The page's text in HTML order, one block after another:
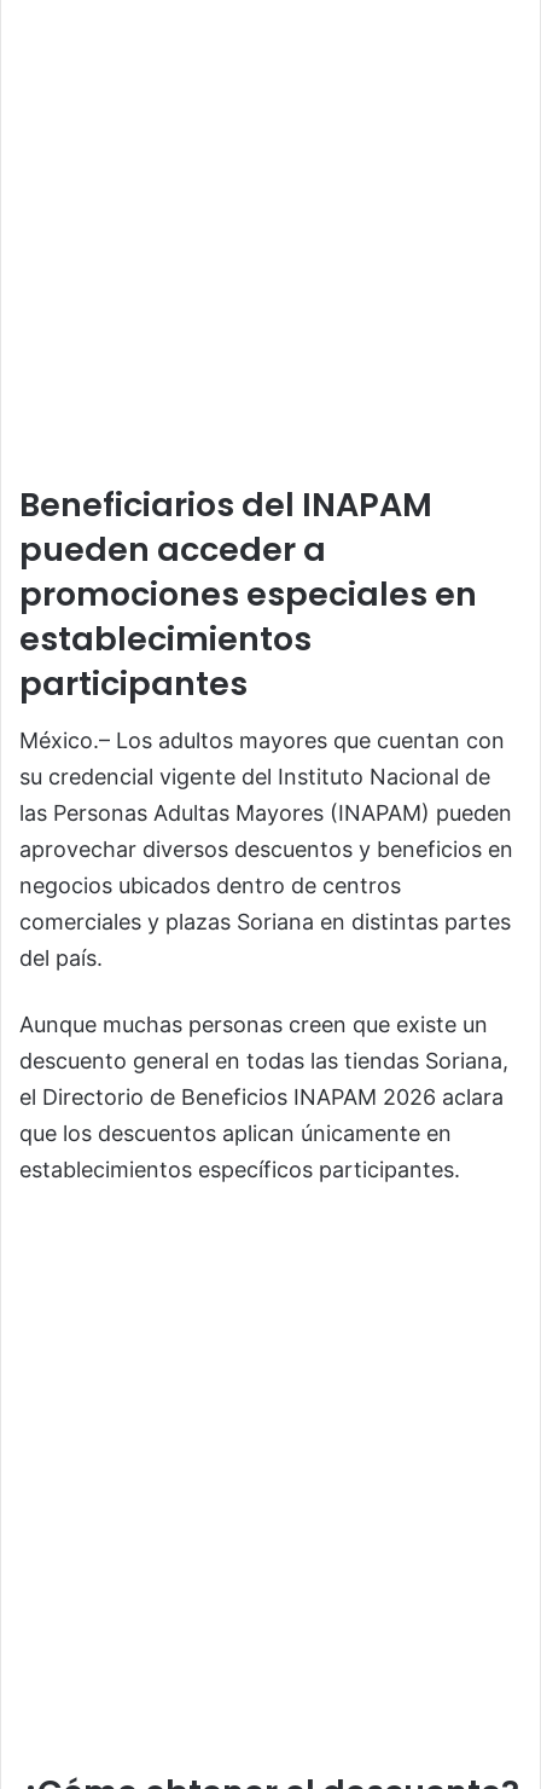
Beneficiarios del INAPAM
pueden acceder a
promociones especiales en
establecimientos
participantes
México.– Los adultos mayores que cuentan con
su credencial vigente del Instituto Nacional de
las Personas Adultas Mayores (INAPAM) pueden
aprovechar diversos descuentos y beneficios en
negocios ubicados dentro de centros
comerciales y plazas Soriana en distintas partes
del país.
Aunque muchas personas creen que existe un
descuento general en todas las tiendas Soriana,
el Directorio de Beneficios INAPAM 2026 aclara
que los descuentos aplican únicamente en
establecimientos específicos participantes.